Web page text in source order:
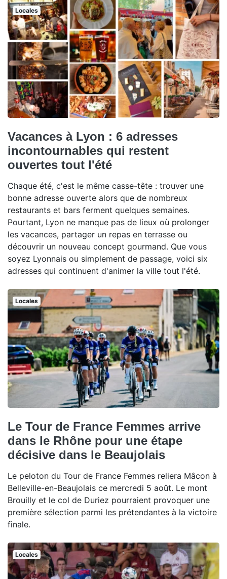
Locales
Vacances à Lyon : 6 adresses
incontournables qui restent
ouvertes tout l'été
Chaque été, c'est le même casse-tête : trouver une
bonne adresse ouverte alors que de nombreux
restaurants et bars ferment quelques semaines.
Pourtant, Lyon ne manque pas de lieux où prolonger
les vacances, partager un repas en terrasse ou
découvrir un nouveau concept gourmand. Que vous
soyez Lyonnais ou simplement de passage, voici six
adresses qui continuent d'animer la ville tout l'été.
Locales
Le Tour de France Femmes arrive
dans le Rhône pour une étape
décisive dans le Beaujolais
Le peloton du Tour de France Femmes reliera Mâcon à
Belleville-en-Beaujolais ce mercredi 5 août. Le mont
Brouilly et le col de Duriez pourraient provoquer une
première sélection parmi les prétendantes à la victoire
finale.
Locales